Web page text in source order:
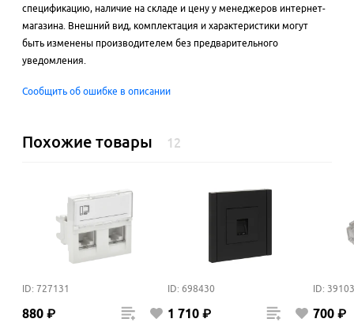
спецификацию, наличие на складе и цену у менеджеров интернет-
магазина. Внешний вид, комплектация и характеристики могут
быть изменены производителем без предварительного
уведомления.
Сообщить об ошибке в описании
Похожие товары 12
ID: 727131
880 ₽
ID: 698430
1 710 ₽
ID:
700 ₽